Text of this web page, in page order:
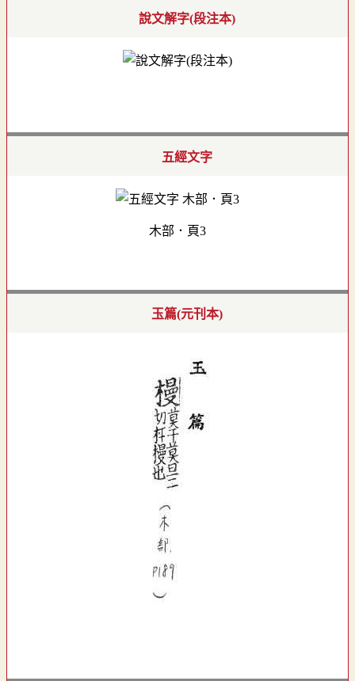
說文解字(段注本)
五經文字
木部．頁3
玉篇(元刊本)